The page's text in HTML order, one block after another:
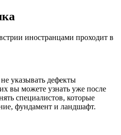
иностранцами проходит в
указывать дефекты
вы можете узнать уже после
специалистов, которые
фундамент и ландшафт.